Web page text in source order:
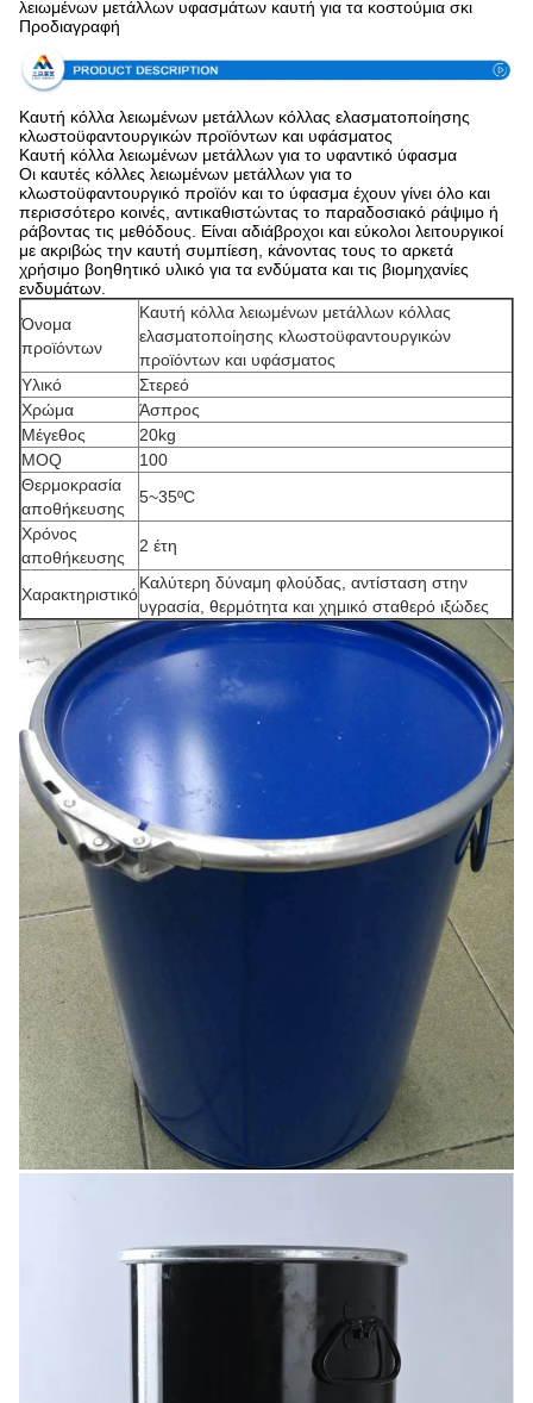
λειωμένων μετάλλων υφασμάτων καυτή για τα κοστούμια σκι
Προδιαγραφή
Καυτή κόλλα λειωμένων μετάλλων κόλλας ελασματοποίησης
κλωστοϋφαντουργικών προϊόντων και υφάσματος
Καυτή κόλλα λειωμένων μετάλλων για το υφαντικό ύφασμα
Οι καυτές κόλλες λειωμένων μετάλλων για το
κλωστοϋφαντουργικό προϊόν και το ύφασμα έχουν γίνει όλο και
περισσότερο κοινές, αντικαθιστώντας το παραδοσιακό ράψιμο ή
ράβοντας τις μεθόδους. Είναι αδιάβροχοι και εύκολοι λειτουργικοί
με ακριβώς την καυτή συμπίεση, κάνοντας τους το αρκετά
χρήσιμο βοηθητικό υλικό για τα ενδύματα και τις βιομηχανίες
ενδυμάτων.
Όνομα
προϊόντων
Καυτή κόλλα λειωμένων μετάλλων κόλλας
ελασματοποίησης κλωστοϋφαντουργικών
προϊόντων και υφάσματος
Υλικό
Στερεό
Χρώμα
Άσπρος
Μέγεθος
20kg
MOQ
100
Θερμοκρασία
αποθήκευσης
5~35ºC
Χρόνος
αποθήκευσης
2 έτη
Χαρακτηριστικό
Καλύτερη δύναμη φλούδας, αντίσταση στην
υγρασία, θερμότητα και χημικό σταθερό ιξώδες